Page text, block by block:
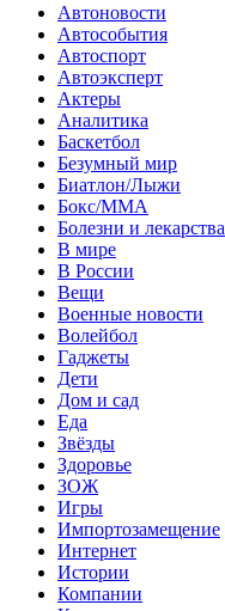
Автоновости
Автособытия
Автоспорт
Автоэксперт
Актеры
Аналитика
Баскетбол
Безумный мир
Биатлон/Лыжи
Бокс/MMA
Болезни и лекарства
В мире
В России
Вещи
Военные новости
Волейбол
Гаджеты
Дети
Дом и сад
Еда
Звёзды
Здоровье
ЗОЖ
Игры
Импортозамещение
Интернет
Истории
Компании